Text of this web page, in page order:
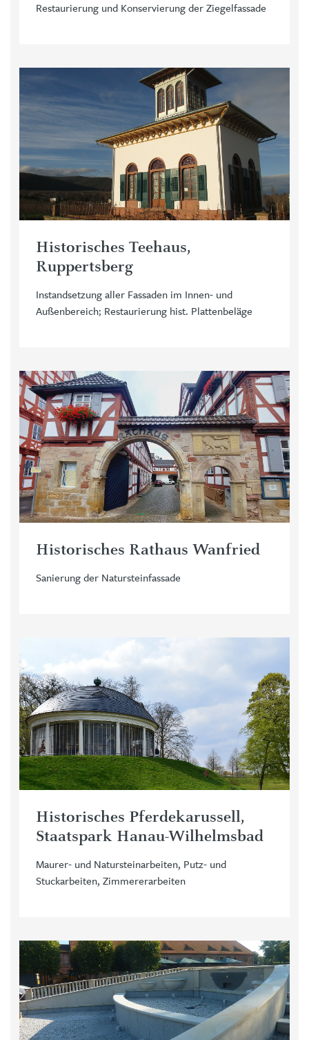
Restaurierung und Konservierung der Ziegelfassade
Historisches Teehaus,
Ruppertsberg
Instandsetzung aller Fassaden im Innen- und
Außenbereich; Restaurierung hist. Plattenbeläge
Historisches Rathaus Wanfried
Sanierung der Natursteinfassade
Historisches Pferdekarussell,
Staatspark Hanau-Wilhelmsbad
Maurer- und Natursteinarbeiten, Putz- und
Stuckarbeiten, Zimmererarbeiten